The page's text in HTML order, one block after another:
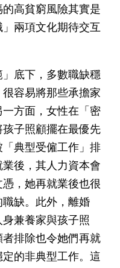
高貧窮風險其實是
」兩項文化期待交互
底下，多數職缺穩
容易將那些承擔家
方面，女性在「密
子照顧擺在最優先
典型受僱工作」排
後，其人力資本會
，她再就業後也很
缺。此外，離婚
兼養家與孩子照
排除也令她們再就
的非典型工作。這